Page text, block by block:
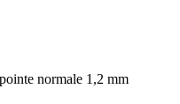
normale 1,2 mm